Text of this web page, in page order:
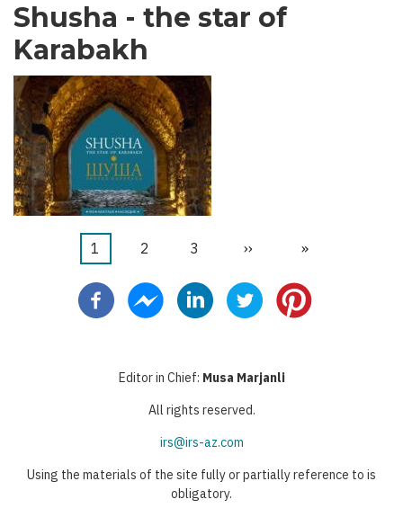
Shusha - the star of
Karabakh
Σελιδοποίηση
Τρέχουσα
1 Σελίδα
2 Σελίδα
3
Next
››
Last
»
Editor in Chief: Musa Marjanli
All rights reserved.
irs@irs-az.com
Using the materials of the site fully or partially reference to is
obligatory.